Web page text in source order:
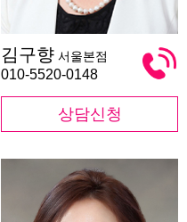
구
향
김구향 서울본점
010-5520-0148
상담신청